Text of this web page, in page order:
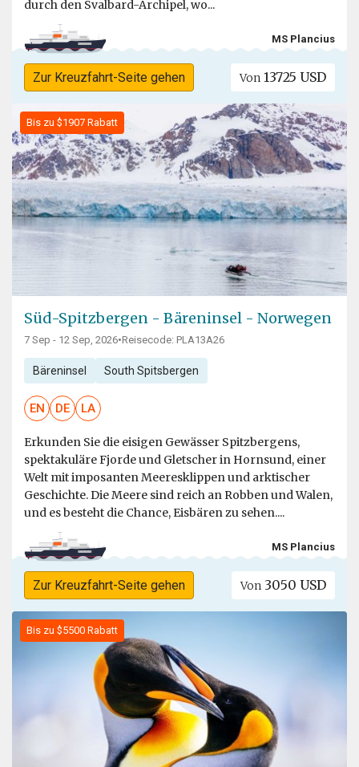
durch den Svalbard-Archipel, wo...
MS Plancius
Zur Kreuzfahrt-Seite gehen Von 13725 USD
Bis zu $1907 Rabatt
Süd-Spitzbergen - Bäreninsel - Norwegen
7 Sep - 12 Sep, 2026•Reisecode: PLA13A26
Bäreninsel South Spitsbergen
EN DE LA
Erkunden Sie die eisigen Gewässer Spitzbergens,
spektakuläre Fjorde und Gletscher in Hornsund, einer
Welt mit imposanten Meeresklippen und arktischer
Geschichte. Die Meere sind reich an Robben und Walen,
und es besteht die Chance, Eisbären zu sehen....
MS Plancius
Zur Kreuzfahrt-Seite gehen Von 3050 USD
Bis zu $5500 Rabatt